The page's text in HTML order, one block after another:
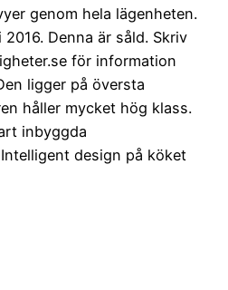
genom hela lägenheten.
Denna är såld. Skriv
för information
ligger på översta
håller mycket hög klass.
inbyggda
design på köket